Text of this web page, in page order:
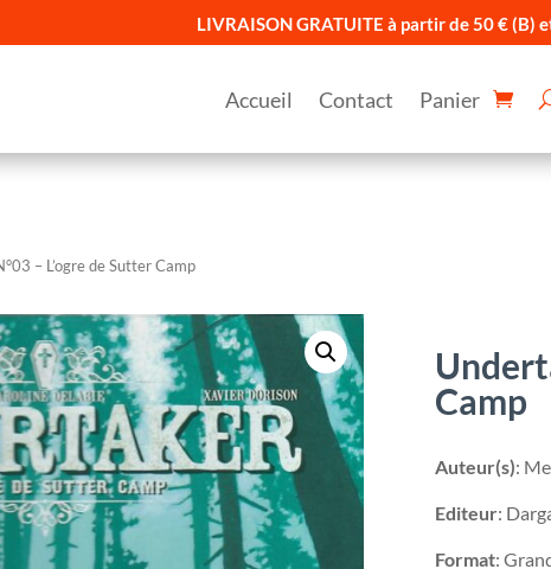
LIVRAISON GRATUITE à partir de 50 € (B)
Accueil Contact Panier
– L’ogre de Sutter Camp
Camp
Auteur(s):
Editeur:
Format: